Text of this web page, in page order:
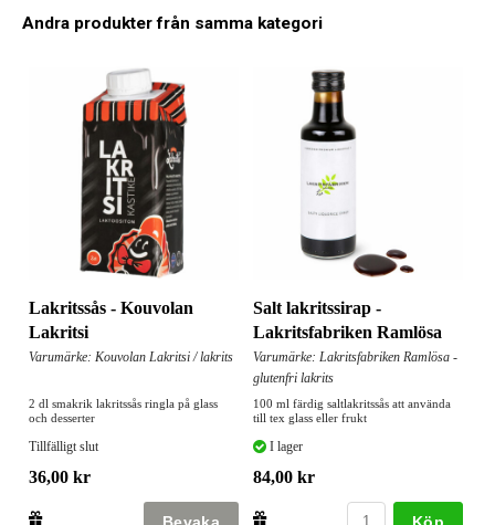
Andra produkter från samma kategori
Lakritssås - Kouvolan
Lakritsi
Varumärke: Kouvolan Lakritsi / lakrits
2 dl smakrik lakritssås ringla på glass
och desserter
Tillfälligt slut
36,00 kr
Salt lakritssirap -
Lakritsfabriken Ramlösa
Varumärke: Lakritsfabriken Ramlösa -
glutenfri lakrits
100 ml färdig saltlakritssås att använda
till tex glass eller frukt
I lager
84,00 kr
Köp